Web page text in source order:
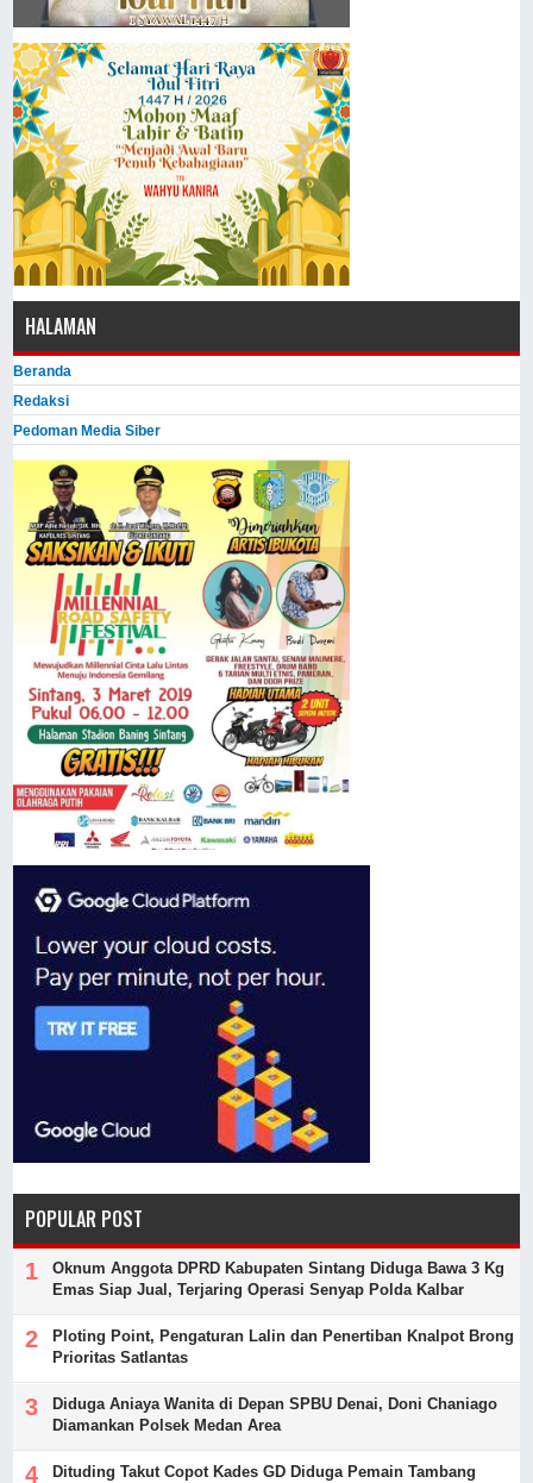
HALAMAN
Beranda
Redaksi
Pedoman Media Siber
POPULAR POST
Oknum Anggota DPRD Kabupaten Sintang Diduga Bawa 3 Kg
Emas Siap Jual, Terjaring Operasi Senyap Polda Kalbar
Ploting Point, Pengaturan Lalin dan Penertiban Knalpot Brong
Prioritas Satlantas
Diduga Aniaya Wanita di Depan SPBU Denai, Doni Chaniago
Diamankan Polsek Medan Area
Dituding Takut Copot Kades GD Diduga Pemain Tambang